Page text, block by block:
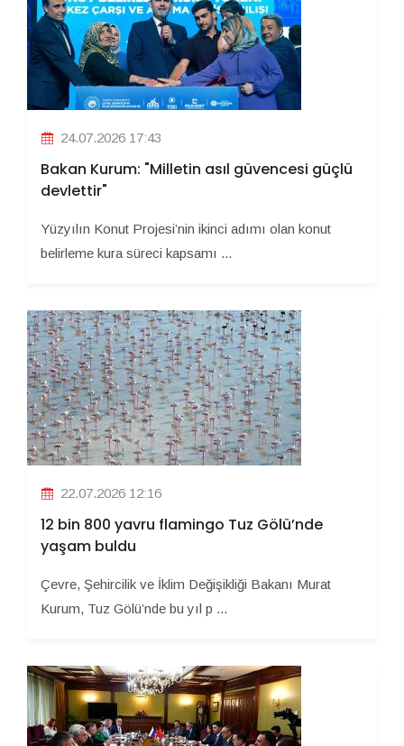
24.07.2026 17:43
Bakan Kurum: "Milletin asıl güvencesi güçlü
devlettir"
Yüzyılın Konut Projesi’nin ikinci adımı olan konut
belirleme kura süreci kapsamı ...
22.07.2026 12:16
12 bin 800 yavru flamingo Tuz Gölü’nde
yaşam buldu
Çevre, Şehircilik ve İklim Değişikliği Bakanı Murat
Kurum, Tuz Gölü’nde bu yıl p ...